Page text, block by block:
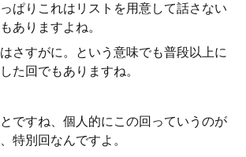
ぱりこれはリストを用意して話さない
ありますよね。
さすがに。という意味でも普段以上に
た回でもありますね。
ですね、個人的にこの回っていうのが
特別回なんですよ。